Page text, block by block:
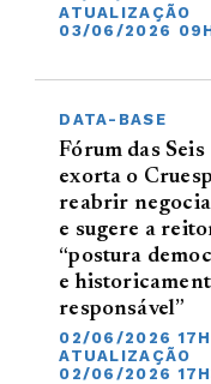
ATUALIZAÇÃO
03/06/2026
DATA-BASE
Fórum das Seis
exorta o
reabrir
e sugere a
“postura
e
responsável”
02/06/2026
ATUALIZAÇÃO
02/06/2026